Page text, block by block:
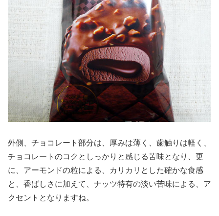
外側、チョコレート部分は、厚みは薄く、歯触りは軽く、
チョコレートのコクとしっかりと感じる苦味となり、更
に、アーモンドの粒による、カリカリとした確かな食感
と、香ばしさに加えて、ナッツ特有の淡い苦味による、ア
クセントとなりますね。